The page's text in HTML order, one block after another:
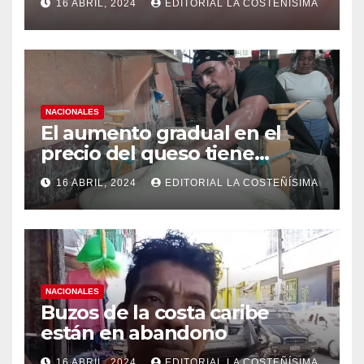
medidas ante el aumento de
casos de dengue
16 ABRIL, 2024 EDITORIAL LA COSTEÑÍSIMA
NACIONALES
El aumento gradual en el
precio del queso tiene
efectos a las Panaderias
16 ABRIL, 2024 EDITORIAL LA COSTEÑÍSIMA
NACIONALES
Buzos de la costa caribe
están en abandono